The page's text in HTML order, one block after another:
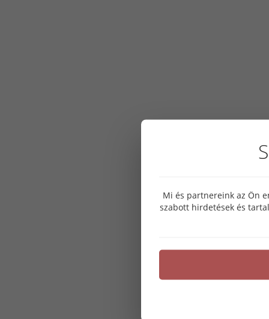
Mi és partnereink az Ön
szabott hirdetések és